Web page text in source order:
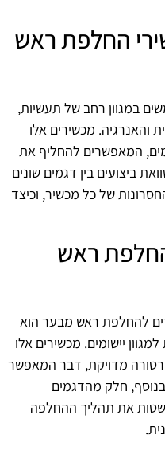
החלפת ראש
במגוון רחב של תעשיות,
והאנרגיה. מכשירים אלו
המאפשרים להחליף את
ביצועים בין דגמים שונים
של כל מכשיר, וכיצד
ראש
להחלפת ראש מבער הוא
יישומים. מכשירים אלו
מדויקת, דבר המאפשר
חלק מהדגמים
את תהליך ההחלפה